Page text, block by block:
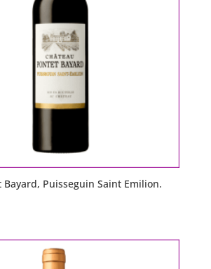
Bayard, Puisseguin Saint Emilion.